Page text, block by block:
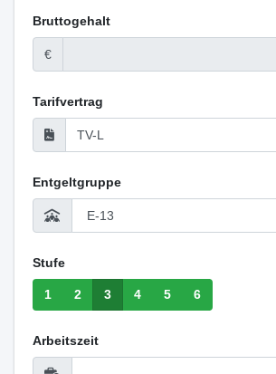
Bruttogehalt
€
Tarifvertrag
Entgeltgruppe
Stufe
1 2 3 4 5 6
Arbeitszeit